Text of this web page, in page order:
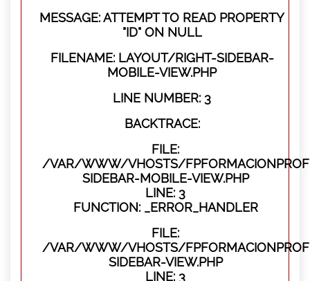
MESSAGE: ATTEMPT TO READ PROPERTY
"ID" ON NULL
FILENAME: LAYOUT/RIGHT-SIDEBAR-
MOBILE-VIEW.PHP
LINE NUMBER: 3
BACKTRACE:
FILE:
/VAR/WWW/VHOSTS/
SIDEBAR-MOBILE-VIEW.PHP
LINE: 3
FUNCTION: _ERROR_HANDLER
FILE:
/VAR/WWW/VHOSTS/
SIDEBAR-VIEW.PHP
LINE: 3